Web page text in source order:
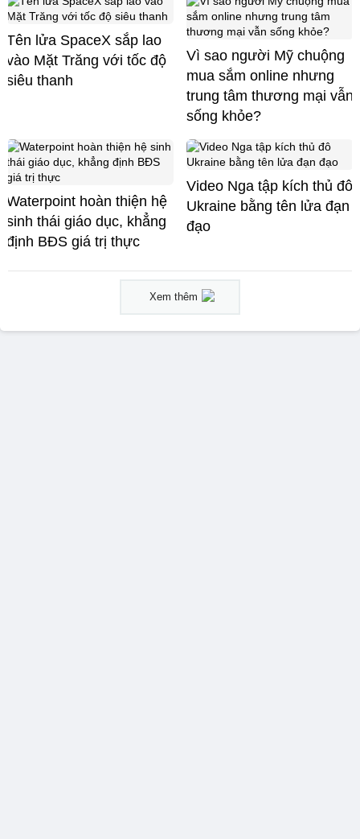
Tên lửa SpaceX sắp lao
vào Mặt Trăng với tốc độ
siêu thanh
Vì sao người Mỹ chuộng
mua sắm online nhưng
trung tâm thương mại vẫn
sống khỏe?
Waterpoint hoàn thiện hệ
sinh thái giáo dục, khẳng
định BĐS giá trị thực
Video Nga tập kích thủ đô
Ukraine bằng tên lửa đạn
đạo
Xem thêm